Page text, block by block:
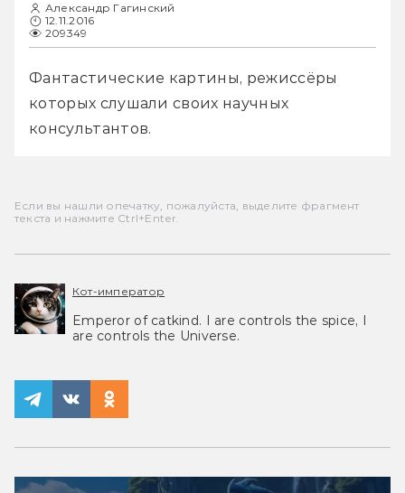
Александр Гагинский
12.11.2016
209349
Фантастические картины, режиссёры
которых слушали своих научных
консультантов.
Если вы нашли опечатку, пожалуйста, выделите фрагмент
текста и нажмите Ctrl+Enter.
Кот-император
Emperor of catkind. I are controls the spice, I
are controls the Universe.